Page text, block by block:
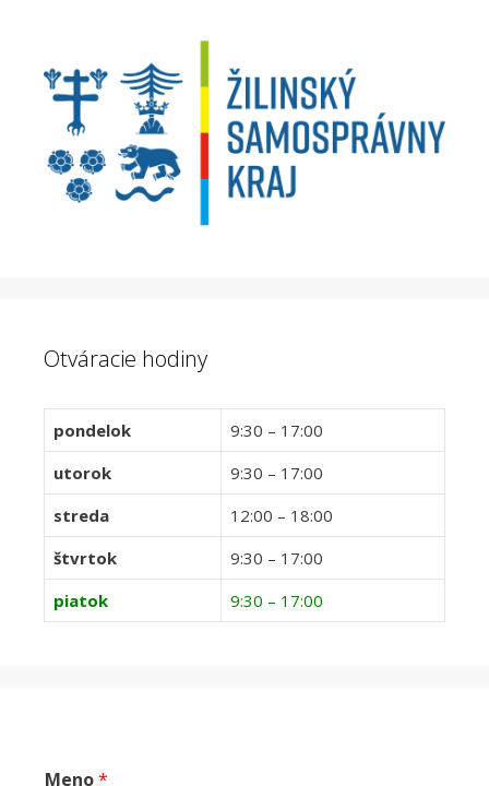
Otváracie hodiny
pondelok
9:30 – 17:00
utorok
9:30 – 17:00
streda
12:00 – 18:00
štvrtok
9:30 – 17:00
piatok
9:30 – 17:00
Meno*